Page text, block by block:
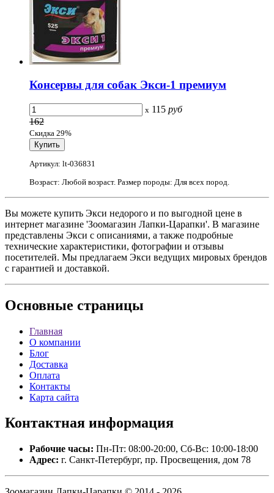
Консервы для собак Экси-1 премиум
x 115 руб
162
Скидка 29%
Артикул: lt-036831
Возраст: Любой возраст. Размер породы: Для всех пород.
Вы можете купить Экси недорого и по выгодной цене в
интернет магазине 'Зоомагазин Лапки-Царапки'. В магазине
представлены Экси с описаниями, а также подробные
технические характеристики, фотографии и отзывы
посетителей. Мы предлагаем Экси ведущих мировых брендов
с гарантией и доставкой.
Основные страницы
Главная
О компании
Блог
Доставка
Оплата
Контакты
Карта сайта
Контактная информация
Рабочие часы: Пн-Пт: 08:00-20:00, Сб-Вс: 10:00-18:00
Адрес: г. Санкт-Петербург, пр. Просвещения, дом 78